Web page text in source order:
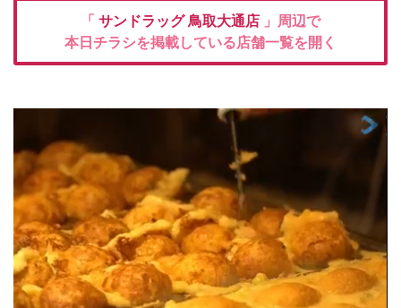
「 サンドラッグ鳥取大通店 」周辺で
本日チラシを掲載している店舗一覧を開く